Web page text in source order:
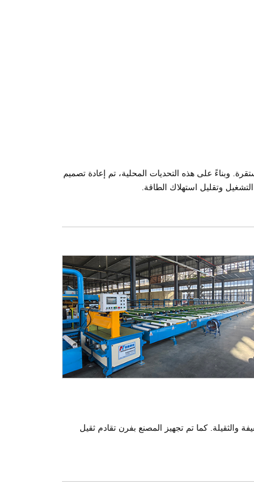
وبناءً على هذه التحديات المحلية، تم إعادة تصميم
الإنتاج بمرونة بين المقاطع الخفيفة والثقيلة. كما تم تجهيز المصنع بفرن تقادم ثقيل